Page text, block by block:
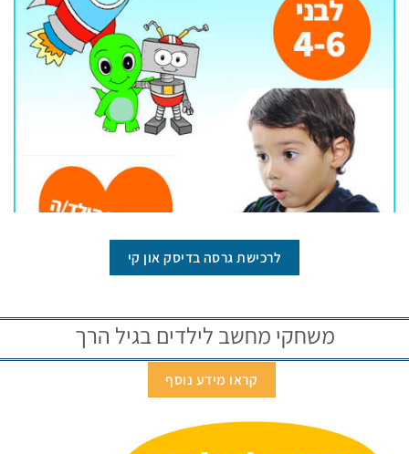
לרכישת גרסה בדיסק און קי
משחקי מחשב לילדים בגיל הרך
קראו מידע נוסף